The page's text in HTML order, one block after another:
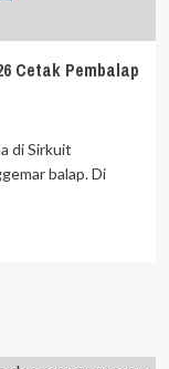
Cetak Pembalap
di Sirkuit
balap. Di